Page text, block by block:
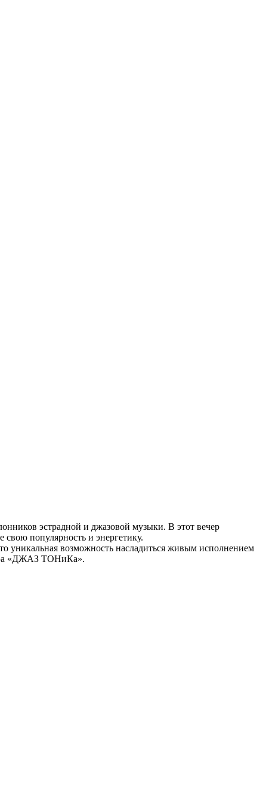
эстрадной и джазовой музыки. В этот вечер
популярность и энергетику.
уникальная возможность насладиться живым исполнением
«ДЖАЗ ТОНиКа».